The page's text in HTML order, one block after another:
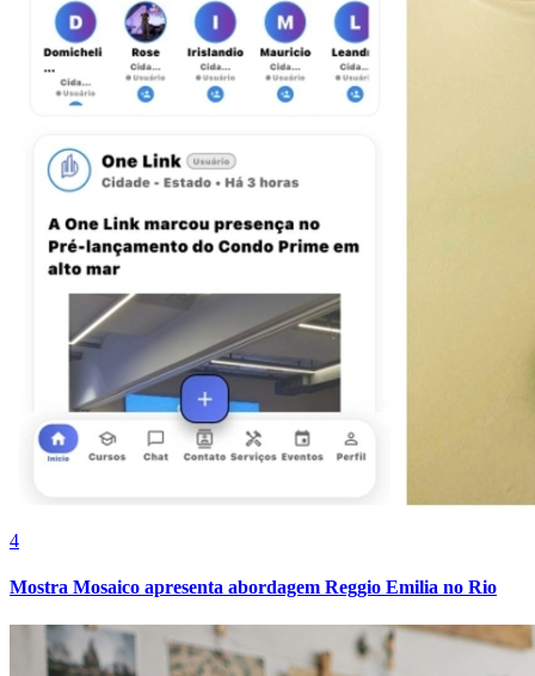
4
Mostra Mosaico apresenta abordagem Reggio Emilia no Rio